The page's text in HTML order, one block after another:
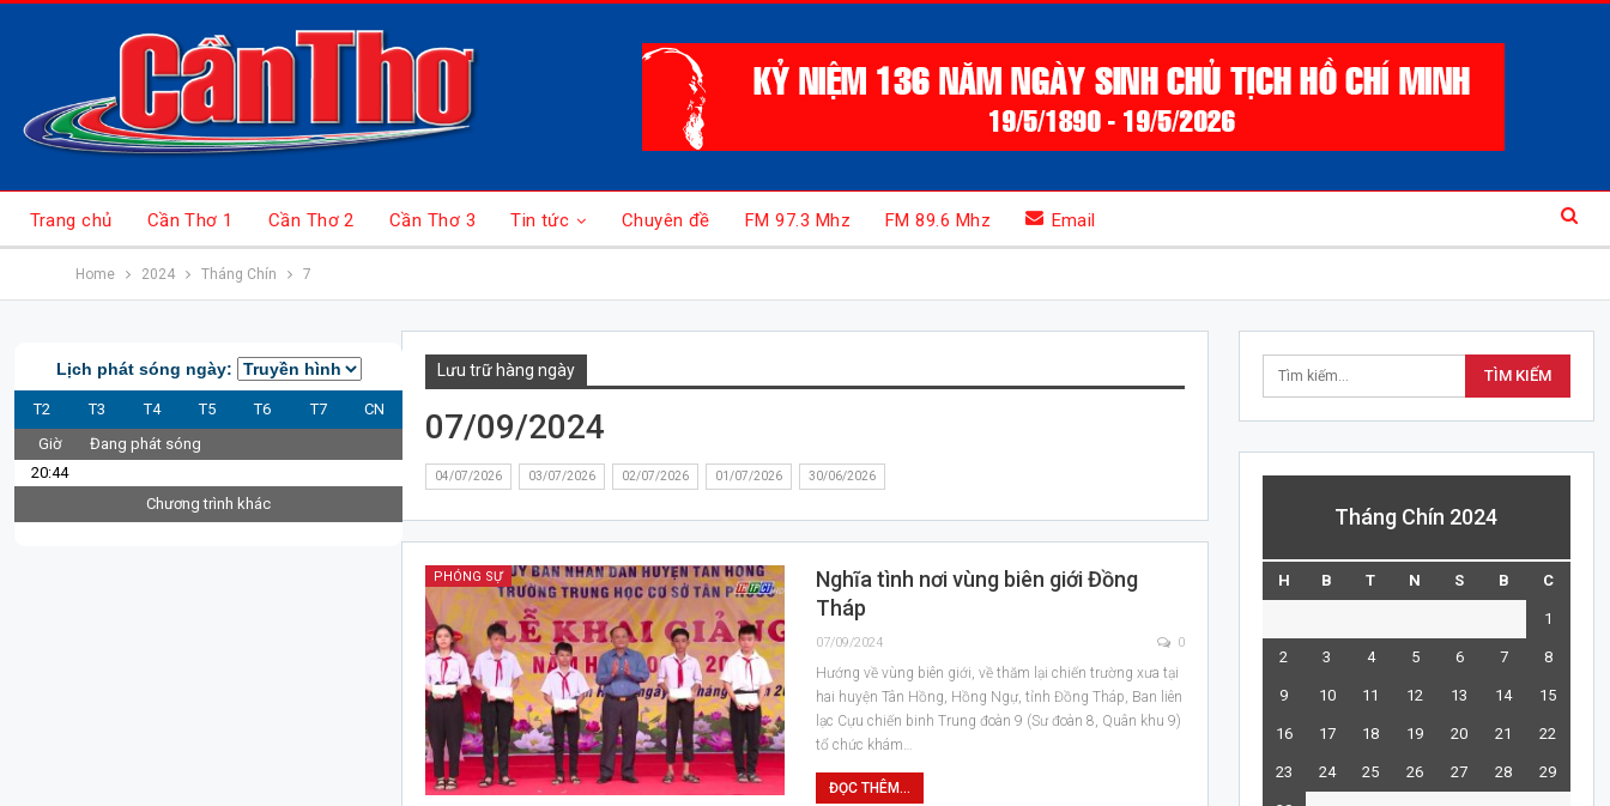
Trang chủ Cần Thơ 1 Cần Thơ 2 Cần Thơ 3 Tin tức Chuyên đề FM 97.3 Mhz FM 89.6 Mhz Email
Home 2024 Tháng Chín 7
Lưu trữ hàng ngày
07/09/2024
04/07/2026 03/07/2026 02/07/2026 01/07/2026 30/06/2026
PHÓNG SỰ
Nghĩa tình nơi vùng biên giới Đồng
Tháp
07/09/2024 0
Hướng về vùng biên giới, về thăm lại chiến trường xưa tại
hai huyện Tân Hồng, Hồng Ngự, tỉnh Đồng Tháp, Ban liên
lạc Cựu chiến binh Trung đoàn 9 (Sư đoàn 8, Quân khu 9)
tổ chức khám…
ĐỌC THÊM...
Tháng Chín 2024
H B T N S B C
1
2 3 4 5 6 7 8
9 10 11 12 13 14 15
16 17 18 19 20 21 22
23 24 25 26 27 28 29
Lịch phát sóng ngày:
T2 T3 T4 T5 T6 T7
CN
Giờ
Đang phát sóng
20:44
Chương trình khác